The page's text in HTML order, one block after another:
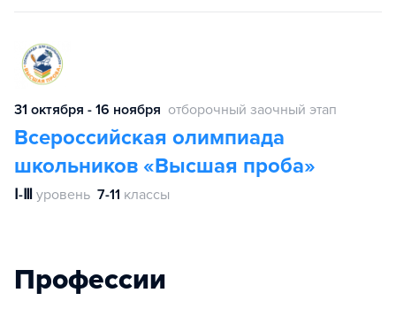
31 октября - 16 ноября отборочный заочный этап
Всероссийская олимпиада
школьников «Высшая проба»
Ⅰ-Ⅲ уровень 7-11 классы
Профессии